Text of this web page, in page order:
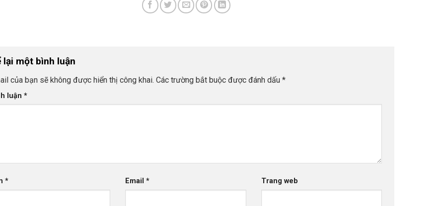
lại một bình luận
của bạn sẽ không được hiển thị công khai. Các trường bắt buộc được đánh dấu *
luận *
* Email* Trang web